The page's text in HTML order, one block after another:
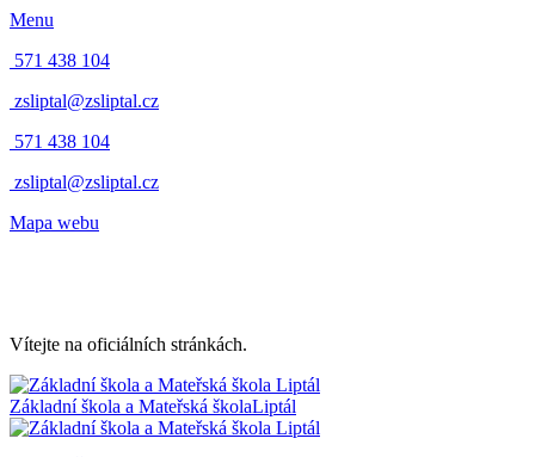
Menu
571 438 104
zsliptal@zsliptal.cz
571 438 104
zsliptal@zsliptal.cz
Mapa webu
Vítejte na oficiálních stránkách.
Základní škola a Mateřská školaLiptál